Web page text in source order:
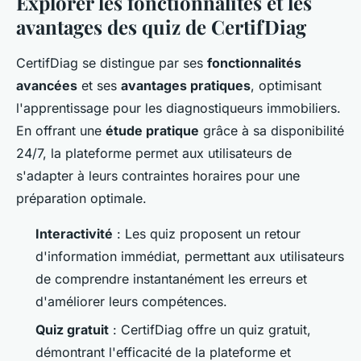
avantages des quiz de CertifDiag
CertifDiag se distingue par ses fonctionnalités
avancées et ses avantages pratiques, optimisant
l'apprentissage pour les diagnostiqueurs immobiliers.
En offrant une étude pratique grâce à sa disponibilité
24/7, la plateforme permet aux utilisateurs de
s'adapter à leurs contraintes horaires pour une
préparation optimale.
Interactivité : Les quiz proposent un retour
d'information immédiat, permettant aux utilisateurs
de comprendre instantanément les erreurs et
d'améliorer leurs compétences.
Quiz gratuit : CertifDiag offre un quiz gratuit,
démontrant l'efficacité de la plateforme et